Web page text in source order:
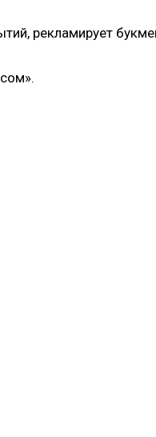
рекламирует